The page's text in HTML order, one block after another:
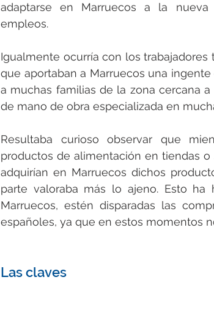
adaptarse en Marruecos a la
empleos.
Igualmente ocurría con los
que aportaban a Marruecos una
a muchas familias de la zona cercana
de mano de obra especializada en
Resultaba curioso observar que
productos de alimentación en tiendas
adquirían en Marruecos dichos
parte valoraba más lo ajeno. Esto
Marruecos, estén disparadas las
españoles, ya que en estos momentos
Las claves